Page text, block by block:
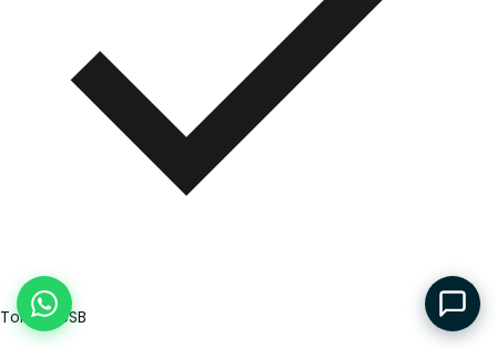
Tomas USB